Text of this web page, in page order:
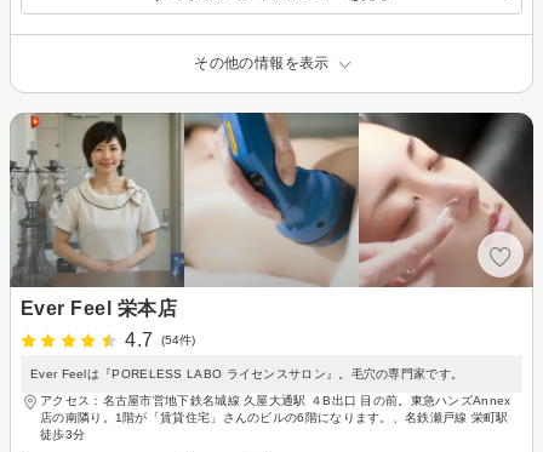
その他の情報を表示
Ever Feel 栄本店
4.7
(54件)
Ever Feelは『PORELESS LABO ライセンスサロン』。毛穴の専門家です。
アクセス：名古屋市営地下鉄名城線 久屋大通駅 ４B出口 目の前。東急ハンズAnnex
店の南隣り。1階が「賃貸住宅」さんのビルの6階になります。、名鉄瀬戸線 栄町駅
徒歩3分